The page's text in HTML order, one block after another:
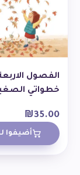
الفصول
خطواتي
₪35.00
أضيفوا